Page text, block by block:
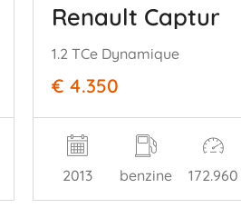
Renault Captur
1.2 TCe Dynamique
€ 4.350
2013 benzine 172.960